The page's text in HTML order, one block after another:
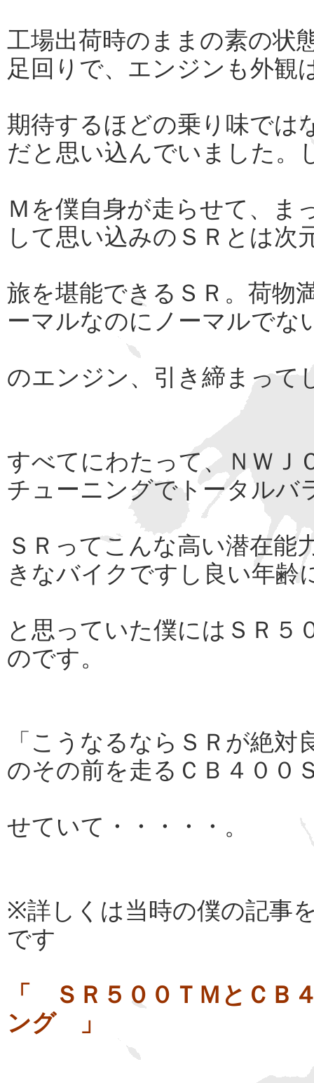
工場出荷時のままの素の状
足回りで、エンジンも外観
期待するほどの乗り味では
だと思い込んでいました。
Ｍを僕自身が走らせて、ま
して思い込みのＳＲとは次
旅を堪能できるＳＲ。荷物
ーマルなのにノーマルでな
のエンジン、引き締まって
すべてにわたって、ＮＷＪ
チューニングでトータルバ
ＳＲってこんな高い潜在能
きなバイクですし良い年齢
と思っていた僕にはＳＲ５
のです。
「こうなるならＳＲが絶
のその前を走るＣＢ４００
せていて・・・・・。
※詳しくは当時の僕の記事
です
「 ＳＲ５００ＴＭとＣＢ
ング 」